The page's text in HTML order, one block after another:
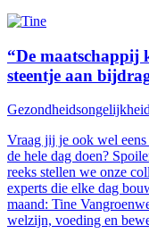
“De
steentje aan
Gezondheidsongelijkheid
Vraag jij je ook wel
de hele dag doen?
reeks stellen we onze
experts die elke dag
maand: Tine
welzijn, voeding en